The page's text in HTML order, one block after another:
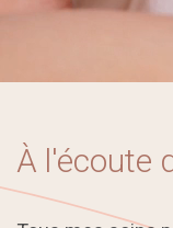
À l'écoute